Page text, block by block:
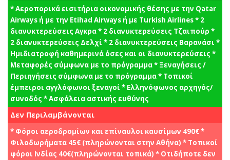
* Αεροπορικά εισιτήρια οικονομικής θέσης με την Qatar
Airways ή με την Etihad Airways ή με Turkish Airlines * 2
διανυκτερεύσεις Αγκρα * 2 διανυκτερεύσεις Τζαιπούρ *
2 διανυκτερεύσεις Δελχί * 2 διανυκτερεύσεις Βαρανάσι *
Ημιδιατροφή καθημερινά όσες και οι διανυκτερεύσεις *
Μεταφορές σύμφωνα με το πρόγραμμα * Ξεναγήσεις /
Περιηγήσεις σύμφωνα με το πρόγραμμα * Τοπικοί
έμπειροι αγγλόφωνοι ξεναγοί * Ελληνόφωνος αρχηγός/
συνοδός * Ασφάλεια αστικής ευθύνης
Δεν Περιλαμβάνονται
* Φόροι αεροδρομίων και επίναυλοι καυσίμων 490€ *
Φιλοδωρήματα 45€ (πληρώνονται στην Αθήνα) * Τοπικοί
φόροι Ινδίας 40€(πληρώνονται τοπικά) * Οτιδήποτε δεν